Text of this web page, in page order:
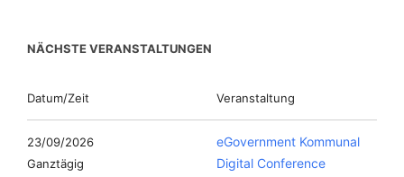
NÄCHSTE VERANSTALTUNGEN
Datum/Zeit Veranstaltung
23/09/2026
Ganztägig
eGovernment Kommunal
Digital Conference